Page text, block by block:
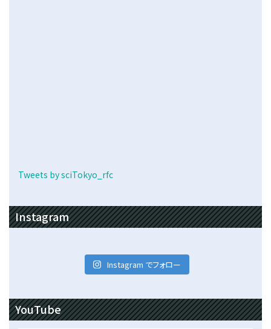
Tweets by sciTokyo_rfc
Instagram
Instagram でフォロー
YouTube